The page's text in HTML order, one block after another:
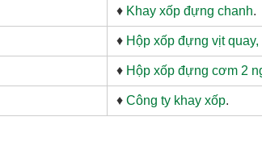
♦ Khay xốp đựng chanh.
♦ Hộp xốp đựng vịt
♦ Hộp xốp đựng cơm 2
♦ Công ty khay xốp.